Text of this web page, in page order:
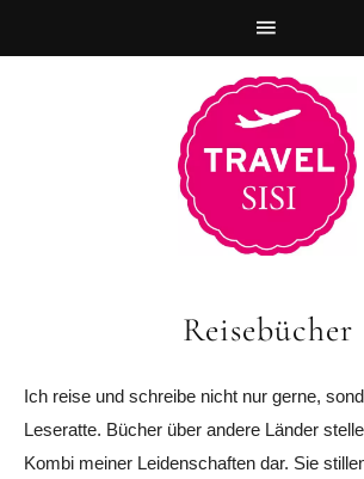
Reisebücher
Ich reise und schreibe nicht nur gerne,
Leseratte. Bücher über andere Länder
Kombi meiner Leidenschaften dar. Sie